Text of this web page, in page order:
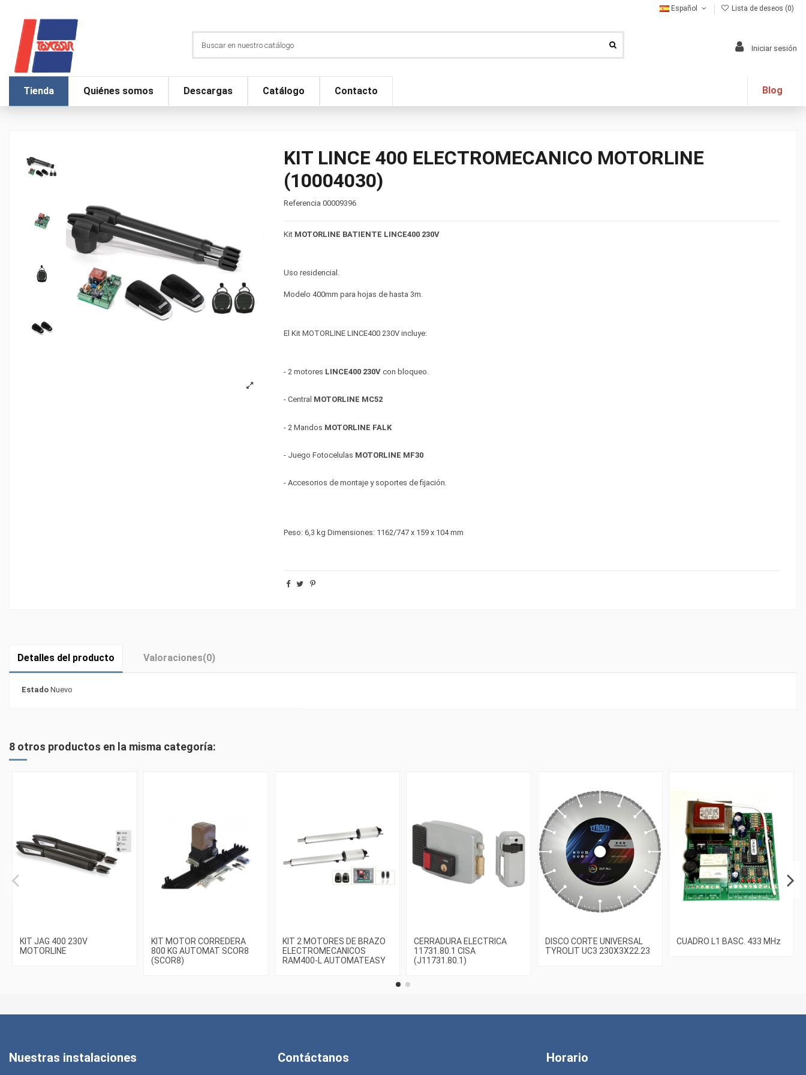
Español Lista de deseos (0)
Iniciar sesión
Tienda Quiénes somos Descargas Catálogo Contacto Blog
KIT LINCE 400 ELECTROMECANICO MOTORLINE
(10004030)
Referencia 00009396
Kit MOTORLINE BATIENTE LINCE400 230V
Uso residencial.
Modelo 400mm para hojas de hasta 3m.
El Kit MOTORLINE LINCE400 230V incluye:
- 2 motores LINCE400 230Vcon bloqueo.
- Central MOTORLINE MC52
- 2 Mandos MOTORLINE FALK
- Juego Fotocelulas MOTORLINE MF30
- Accesorios de montaje y soportes de fijación.
Peso: 6,3 kg Dimensiones: 1162/747 x 159 x 104 mm
Detalles del producto Valoraciones(0)
Estado Nuevo
8 otros productos en la misma categoría:
KIT JAG 400 230V
MOTORLINE
KIT MOTOR CORREDERA
800 KG AUTOMAT SCOR8
(SCOR8)
KIT 2 MOTORES DE BRAZO
ELECTROMECANICOS
RAM400-L AUTOMATEASY
CERRADURA ELECTRICA
11731.80.1 CISA
(J11731.80.1)
DISCO CORTE UNIVERSAL
TYROLIT UC3 230X3X22.23
CUADRO L1 BASC. 433 MHz
Nuestras instalaciones Contáctanos Horario